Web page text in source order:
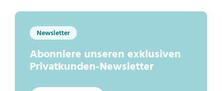
Newsletter
Abonniere unseren exklusiven
Privatkunden-Newsletter